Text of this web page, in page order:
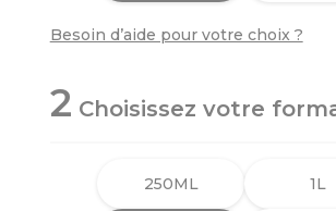
Besoin d’aide pour votre choix ?
2 Choisissez votre
250ML 1L